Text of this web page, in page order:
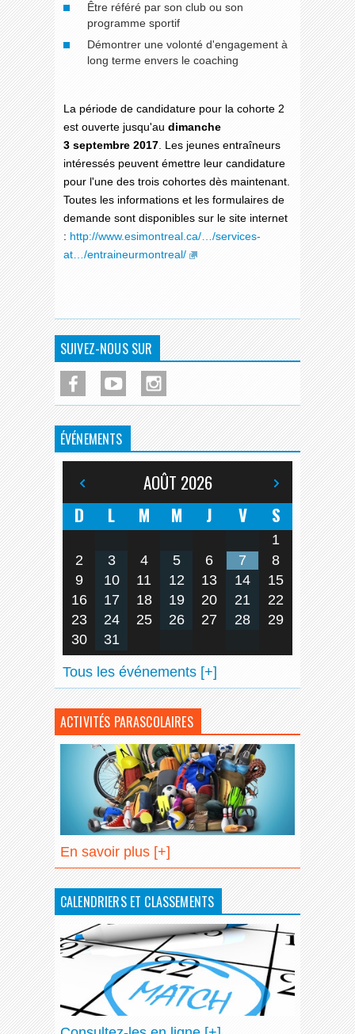
Être référé par son club ou son
programme sportif
Démontrer une volonté d'engagement à
long terme envers le coaching
La période de candidature pour la cohorte 2
est ouverte jusqu'au dimanche
3 septembre 2017 . Les jeunes entraîneurs
intéressés peuvent émettre leur candidature
pour l'une des trois cohortes dès maintenant.
Toutes les informations et les formulaires de
demande sont disponibles sur le site internet
: http://www.esimontreal.ca/…/services-
at…/entraineurmontreal/
SUIVEZ-NOUS SUR
ÉVÉNEMENTS
AOÛT 2026
D
L M M J V S
1
2
3 4 5 6 7
8
9
10 11 12 13 14
15
16
17 18 19 20 21
22
23
24 25 26 27 28
29
30
31
Tous les événements [+]
ACTIVITÉS PARASCOLAIRES
En savoir plus [+]
CALENDRIERS ET CLASSEMENTS